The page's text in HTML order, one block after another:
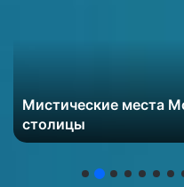
Мистические места
столицы